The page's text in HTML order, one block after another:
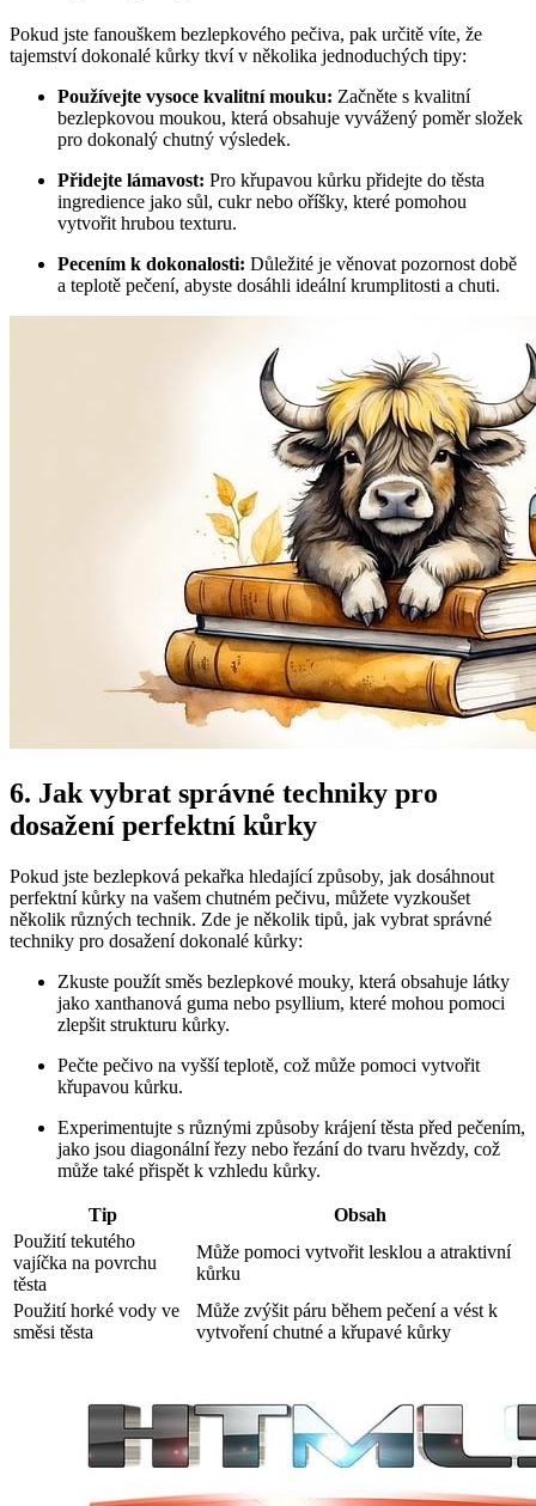
Pokud jste ​fanouškem bezlepkového pečiva,⁤ pak určitě víte, že
tajemství dokonalé kůrky ⁤tkví v několika jednoduchých⁤ tipy:
Používejte vysoce kvalitní mouku: Začněte s kvalitní
bezlepkovou⁢ moukou, ‌která obsahuje vyvážený poměr složek
pro dokonalý chutný výsledek.
Přidejte lámavost: Pro křupavou kůrku přidejte do těsta
ingredience jako sůl, cukr​ nebo oříšky, které pomohou
vytvořit hrubou texturu.
Pecením k dokonalosti: ⁤Důležité je věnovat pozornost době
a teplotě⁤ pečení, abyste dosáhli ideální krumplitosti a chuti.
6. Jak vybrat správné techniky pro
dosažení perfektní kůrky
Pokud jste bezlepková pekařka hledající způsoby, jak dosáhnout
perfektní kůrky na vašem chutném pečivu, můžete⁣ vyzkoušet
několik různých technik. ⁤Zde je několik ‍tipů, jak vybrat správné
techniky pro⁣ dosažení dokonalé⁢ kůrky:
Zkuste použít⁣ směs bezlepkové mouky, která obsahuje‌ látky
jako‌ xanthanová guma​ nebo psyllium, ⁢které mohou pomoci
zlepšit strukturu kůrky.
Pečte pečivo na​ vyšší teplotě, což může pomoci vytvořit
křupavou kůrku.
Experimentujte s různými způsoby krájení těsta před pečením,
jako jsou diagonální řezy nebo řezání do tvaru ⁤hvězdy, což
může také přispět k vzhledu kůrky.
Tip
Obsah
Použití tekutého
vajíčka na povrchu
těsta
Může pomoci vytvořit lesklou a atraktivní
kůrku
Použití horké vody ve⁤
směsi ‌těsta
Může zvýšit páru během pečení‌ a vést k ​
vytvoření chutné ⁤a křupavé kůrky